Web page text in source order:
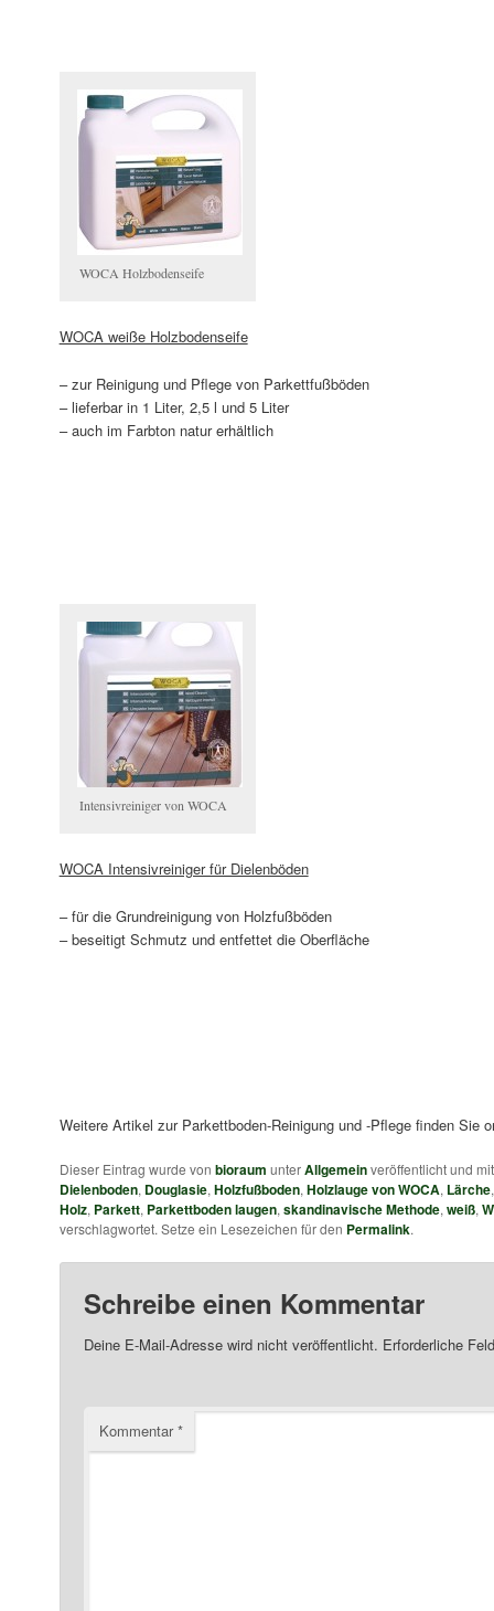
WOCA Holzbodenseife
WOCA weiße Holzbodenseife
– zur Reinigung und Pflege von Parkettfußböden
– lieferbar in 1 Liter, 2,5 l und 5 Liter
– auch im Farbton natur erhältlich
Intensivreiniger von WOCA
WOCA Intensivreiniger für Dielenböden
– für die Grundreinigung von Holzfußböden
– beseitigt Schmutz und entfettet die Oberfläche
Weitere Artikel zur Parkettboden-Reinigung und -Pflege finden Sie
Dieser Eintrag wurde von bioraum unterAllgemeinveröffentlicht und
Dielenboden, Douglasie, Holzfußboden, Holzlauge von WOCA, Lärche
Holz, Parkett, Parkettboden laugen, skandinavische Methode, weiß,
verschlagwortet. Setze ein Lesezeichen für den Permalink.
Schreibe einen Kommentar
Deine E-Mail-Adresse wird nicht veröffentlicht. Erforderliche
Kommentar*